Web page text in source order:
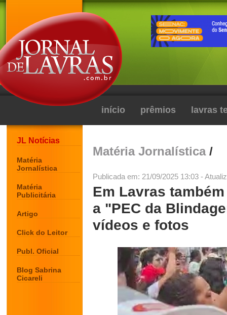
início prêmios lavras
JL Notícias
Matéria
Jornalística
Matéria
Publicitária
Artigo
Click do Leitor
Publ. Oficial
Blog Sabrina
Cicareli
Matéria Jornalística/
Publicada em: 21/09/2025 13:03 -
Em Lavras
a "PEC da
vídeos e fotos